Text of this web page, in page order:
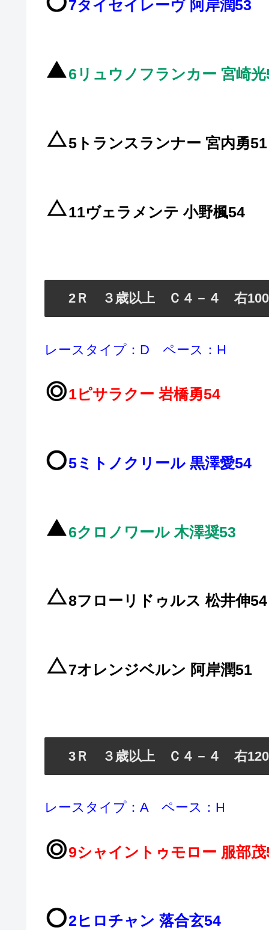
7タイセイレーヴ 阿岸潤53
6リュウノフランカー 宮崎光
5トランスランナー 宮内勇51
11ヴェラメンテ 小野楓54
2Ｒ ３歳以上 Ｃ４－４ 右
レースタイプ：D ペース：H
1ピサラクー 岩橋勇54
5ミトノクリール 黒澤愛54
6クロノワール 木澤奨53
8フローリドゥルス 松井伸54
7オレンジベルン 阿岸潤51
3Ｒ ３歳以上 Ｃ４－４ 右
レースタイプ：A ペース：H
9シャイントゥモロー 服部茂
2ヒロチャン 落合玄54